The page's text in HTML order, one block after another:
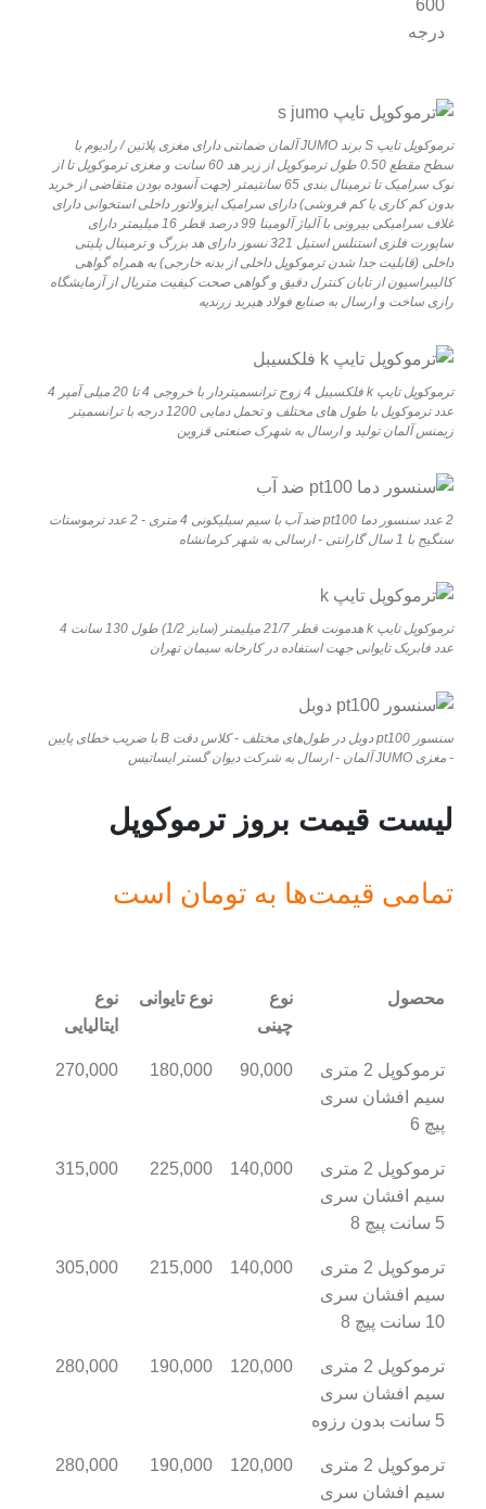
600
درجه
ترموکوپل تایپ S برند JUMO آلمان ضمانتی دارای مغزی پلاتین / رادیوم با
سطح مقطع 0.50 طول ترموکوپل از زیر هد 60 سانت و مغزی ترموکوپل تا از
نوک سرامیک تا ترمینال بندی 65 سانتیمتر (جهت آسوده بودن متقاضی از خرید
بدون کم کاری یا کم فروشی) دارای سرامیک ایزولاتور داخلی استخوانی دارای
غلاف سرامیکی بیرونی با آلیاژ آلومینا 99 درصد قطر 16 میلیمتر دارای
ساپورت فلزی استنلس استیل 321 نسوز دارای هد بزرگ و ترمینال پلیتی
داخلی (قابلیت جدا شدن ترموکوپل داخلی از بدنه خارجی) به همراه گواهی
کالیبراسیون از تابان کنترل دقیق و گواهی صحت کیفیت متریال از آزمایشگاه
رازی ساخت و ارسال به صنایع فولاد هیربد زرندیه
ترموکوپل تایپ k فلکسیبل 4 زوج ترانسمیتردار با خروجی 4 تا 20 میلی آمپر 4
عدد ترموکوپل با طول های مختلف و تحمل دمایی 1200 درجه با ترانسمیتر
زیمنس آلمان تولید و ارسال به شهرک صنعتی قزوین
2 عدد سنسور دما pt100 ضد آب با سیم سیلیکونی 4 متری - 2 عدد ترموستات
سنگیج با 1 سال گارانتی - ارسالی به شهر کرمانشاه
ترموکوپل تایپ k هدمونت قطر 21/7 میلیمتر (سایز 1/2) طول 130 سانت 4
عدد فابریک تایوانی جهت استفاده در کارخانه سیمان تهران
سنسور pt100 دوبل در طول‌های مختلف - کلاس دقت B با ضریب خطای پایین
- مغزی JUMO آلمان - ارسال به شرکت دیوان گستر ایساتیس
لیست قیمت بروز ترموکوپل
تمامی قیمت‌ها به تومان است
محصول
نوع
چینی
نوع تایوانی
نوع
ایتالیایی
ترموکوپل 2 متری
سیم افشان سری
پیچ 6
90,000
180,000
270,000
ترموکوپل 2 متری
سیم افشان سری
5 سانت پیچ 8
140,000
225,000
315,000
ترموکوپل 2 متری
سیم افشان سری
10 سانت پیچ 8
140,000
215,000
305,000
ترموکوپل 2 متری
سیم افشان سری
5 سانت بدون رزوه
120,000
190,000
280,000
ترموکوپل 2 متری
سیم افشان سری
120,000
190,000
280,000